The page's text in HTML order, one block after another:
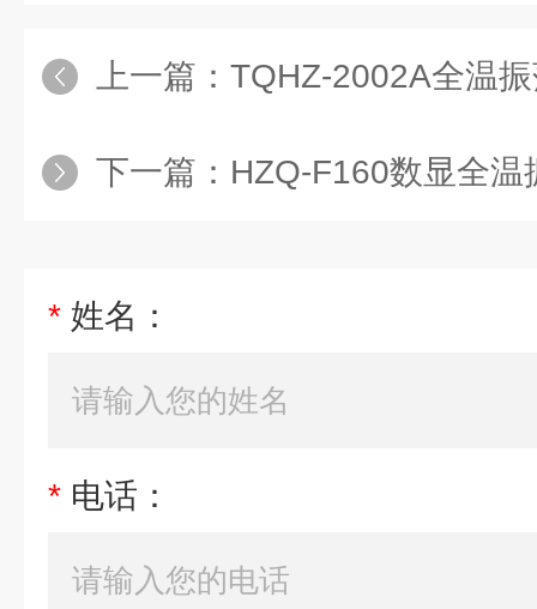
上一篇： TQHZ-2002A全温
下一篇： HZQ-F160数显全温
* 姓名：
* 电话：